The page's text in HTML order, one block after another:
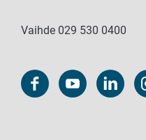
Vaihde 029 530 0400